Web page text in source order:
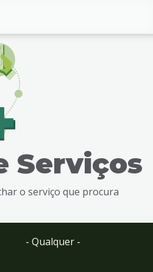
Serviços
o serviço que procura
- Qualquer -